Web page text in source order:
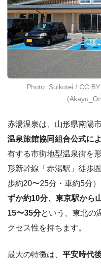
Photo: Suikotei / CC
赤湯温泉は、山形県南陽
温泉旅館協同組合公式に
有する市街地型温泉街を
形新幹線「赤湯駅」徒歩
歩約20〜25分・車約5分）
ずか約10分、東京駅から
15〜35分という、東北の
クセス性を持ちます。
最大の特徴は、 平安時代